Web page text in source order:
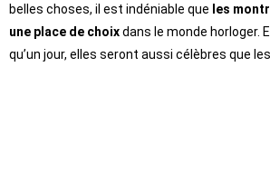
belles choses, il est indéniable que les
une place de choixdans le monde horloger.
qu’un jour, elles seront aussi célèbres que